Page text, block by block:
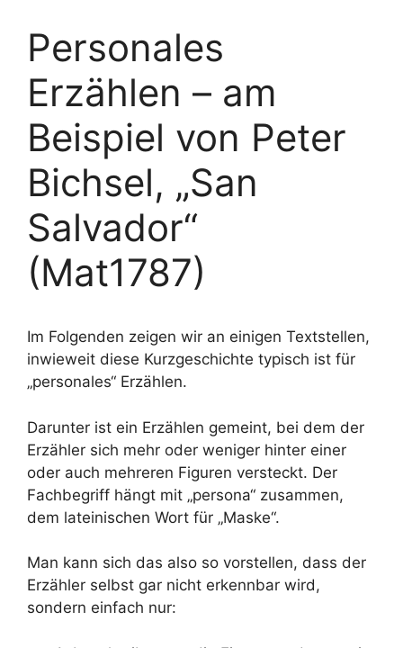
Personales
Erzählen – am
Beispiel von Peter
Bichsel, „San
Salvador“
(Mat1787)
Im Folgenden zeigen wir an einigen Textstellen,
inwieweit diese Kurzgeschichte typisch ist für
„personales“ Erzählen.
Darunter ist ein Erzählen gemeint, bei dem der
Erzähler sich mehr oder weniger hinter einer
oder auch mehreren Figuren versteckt. Der
Fachbegriff hängt mit „persona“ zusammen,
dem lateinischen Wort für „Maske“.
Man kann sich das also so vorstellen, dass der
Erzähler selbst gar nicht erkennbar wird,
sondern einfach nur: